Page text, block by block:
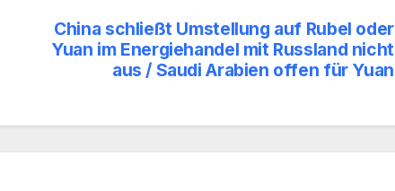
China schließt Umstellung auf Rubel oder
Yuan im Energiehandel mit Russland nicht
aus / Saudi Arabien offen für Yuan